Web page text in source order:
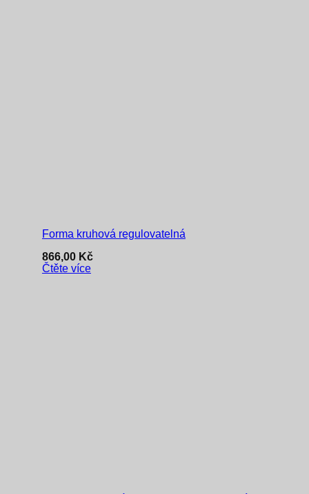
Forma kruhová regulovatelná
866,00 Kč
Čtěte více